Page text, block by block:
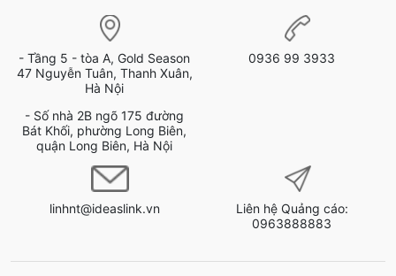
- Tầng 5 - tòa A, Gold Season
47 Nguyễn Tuân, Thanh Xuân,
Hà Nội
- Số nhà 2B ngõ 175 đường
Bát Khối, phường Long Biên,
quận Long Biên, Hà Nội
0936 99 3933
linhnt@ideaslink.vn
Liên hệ Quảng cáo:
0963888883